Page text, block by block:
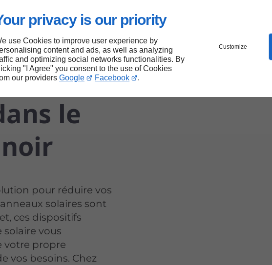
privacy is our priority
use Cookies to improve user experience by
content and ads, as well as analyzing
and optimizing social networks functionalities. By
"I Agree" you consent to the use of Cookies
our providers Google Facebook .
Customize
le
pour réduire vos
solaires sont
ces dispositifs
solaire vous
votre propre
vos besoins. Chez